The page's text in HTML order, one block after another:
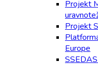
Projekt
Projekt
Europe